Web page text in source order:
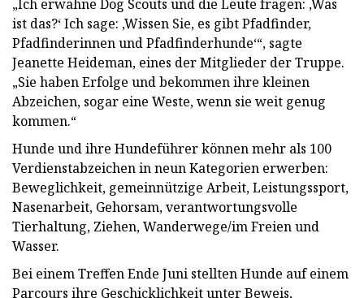
„Ich erwähne Dog Scouts und die Leute fragen: ‚Was
ist das?‘ Ich sage: ‚Wissen Sie, es gibt Pfadfinder,
Pfadfinderinnen und Pfadfinderhunde‘“, sagte
Jeanette Heideman, eines der Mitglieder der Truppe.
„Sie haben Erfolge und bekommen ihre kleinen
Abzeichen, sogar eine Weste, wenn sie weit genug
kommen.“
Hunde und ihre Hundeführer können mehr als 100
Verdienstabzeichen in neun Kategorien erwerben:
Beweglichkeit, gemeinnützige Arbeit, Leistungssport,
Nasenarbeit, Gehorsam, verantwortungsvolle
Tierhaltung, Ziehen, Wanderwege/im Freien und
Wasser.
Bei einem Treffen Ende Juni stellten Hunde auf einem
Parcours ihre Geschicklichkeit unter Beweis,